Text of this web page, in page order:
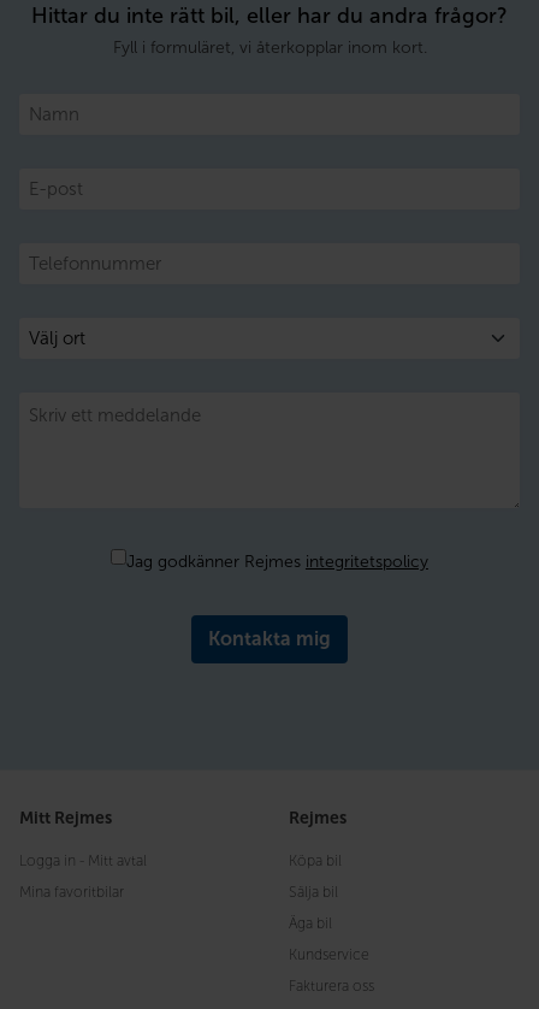
Hittar du inte rätt bil, eller har du andra frågor?
Fyll i formuläret, vi återkopplar inom kort.
Namn
E-
post
Telefon
Välj
ort
Jag godkänner Rejmes integritetspolicy
Mitt Rejmes
Logga in - Mitt avtal
Mina favoritbilar
Rejmes
Köpa bil
Sälja bil
Äga bil
Kundservice
Fakturera oss